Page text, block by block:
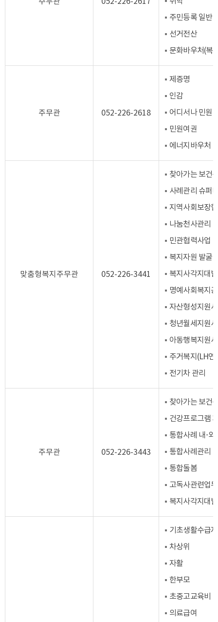
주민등록 일반
선거전산
문화바우처(복
주무관 052-226-2618
제증명
인감
어디서나 민원
민원여권
에너지바우처
맞춤형복지주무관 052-226-3441
찾아가는 보건
사례관리 슈퍼
지역사회보장
나눔천사관리
민관협력사업
복지자원 발굴
복지사각지대
명예사회복지
자산형성지원
청년월세지원
아동행복지원
주거복지(LH연
전기차 관리
주무관 052-226-3443
찾아가는 보건
건강프로그램
통합사례 내·
통합사례관리
통합돌봄
고독사관련업무
복지사각지대
기초생활수급
차상위
자활
한부모
초중고교육비
의료급여